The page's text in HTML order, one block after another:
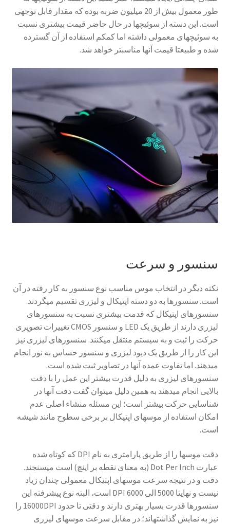
طور معمول بیش از 20 میلیون ضربه بوده که مقدار قابل توجهی
است. این دسته از سوئیچ­ها در حال حاضر قیمت بیشتری نسبت
به سوئیچ­های معمولی داشته اما کم­کم استفاده از آن گسترده
شده و طبیعتا قیمت آن­ها مناسب­تر خواهد شد.
سنسور و سرعت
نکته دیگر در انتخاب موس مناسب نوع سنسور به کار رفته در آن
است. سنسورها به دو دسته اپتیکال و لیزری تقسیم می­گردند.
سنسورهای اپتیکال که قدمت بیشتری نسبت به سنسورهای
لیزری دارند از طریق یک LED و سنسور CMOSتغییرات تصویری
حرکت را ثبت و به سیستم منتقل می­کنند. سنسورهای لیزری نیز
این کار را از طریق یک دیود لیزری و سنسور حساس به نور انجام
می­دهند. اما تفاوت عمده آن­ها در تصاویر ثبت شده است.
سنسورهای لیزری به دلیل قدرت بیشتر این عمل را با دقت
بالایی انجام می­دهند به همین دلیل می­توان گفت دقت آن­ها در
شناسایی حرکت بیشتر است؛ این مسئله منشاء اصلی عدم
امکان استفاده از موس­های اپتیکال بر برخی سطوح مانند شیشه
است.
دقت موس­ها را از طریق پارامتری به نام DPI که کوتاه شده
عبارت Dot Per Inch (به معنای نقطه بر اینچ) است می­سنجند.
دقت و در نتیجه سرعت موس­های اپتیکال معمولی چندان زیاد
نیست و نهایتا 5000 الی 6000
DPI است، البته نوع پیشرفته این
سنسورها قدرت بسیار بهتری دارند و دقتی تا حدود 16000DPI را
نیز به نمایش گذاشته­اند؛ در مقابل سرعت موس­های لیزری